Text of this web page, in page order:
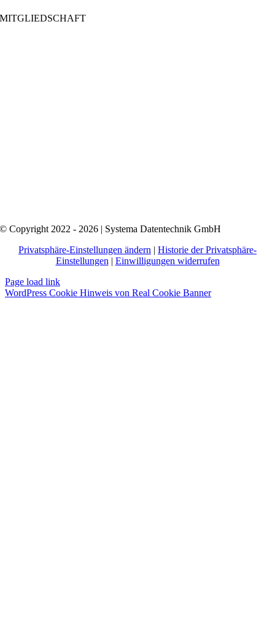
MITGLIEDSCHAFT
© Copyright 2022 - 2026 | Systema Datentechnik GmbH
Privatsphäre-Einstellungen ändern | Historie der Privatsphäre-
Einstellungen | Einwilligungen widerrufen
Page load link
WordPress Cookie Hinweis von Real Cookie Banner